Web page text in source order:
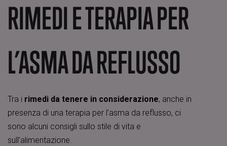
RIMEDI E TERAPIA PER
L’ASMA DA REFLUSSO
Tra i rimedi da tenere in considerazione, anche in
presenza di una terapia per l’asma da reflusso, ci
sono alcuni consigli sullo stile di vita e
sull’alimentazione.